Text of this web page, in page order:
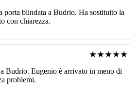
porta blindata a Budrio. Ha sostituito la
con chiarezza.
★★★★★
Budrio. Eugenio è arrivato in meno di
problemi.